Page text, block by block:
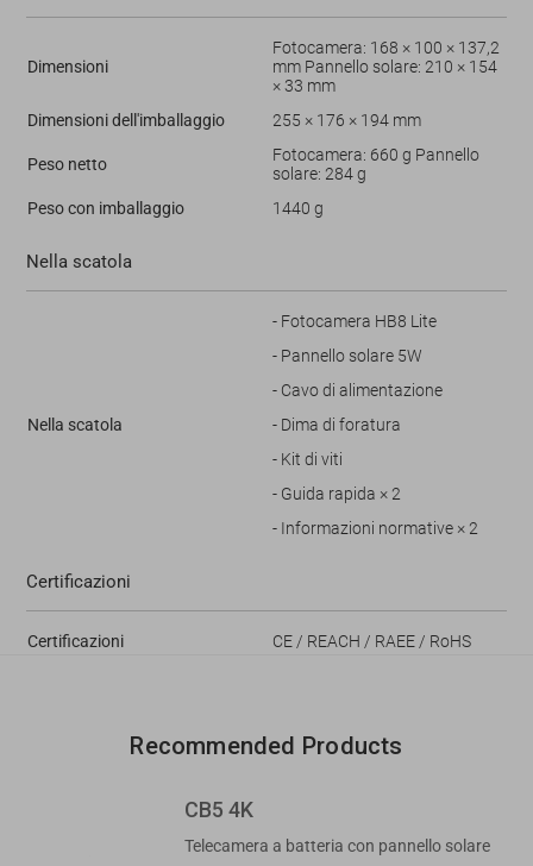
Dimensioni
Fotocamera: 168 × 100 × 137,2
mm Pannello solare: 210 × 154
× 33 mm
Dimensioni dell'imballaggio
255 × 176 × 194 mm
Peso netto
Fotocamera: 660 g Pannello
solare: 284 g
Peso con imballaggio
1440 g
Nella scatola
Nella scatola
- Fotocamera HB8 Lite
- Pannello solare 5W
- Cavo di alimentazione
- Dima di foratura
- Kit di viti
- Guida rapida × 2
- Informazioni normative × 2
Certificazioni
Certificazioni CE / REACH / RAEE / RoHS
Recommended Products
CB5 4K
Telecamera a batteria con pannello solare